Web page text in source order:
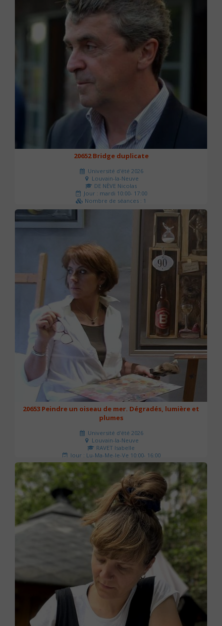
20652 Bridge duplicate
Université d'été 2026
Louvain-la-Neuve
DE NÈVE Nicolas
Jour : mardi 10:00- 17:00
Nombre de séances : 1
50 €
20653 Peindre un oiseau de mer. Dégradés, lumière et
plumes
Université d'été 2026
Louvain-la-Neuve
RAVET Isabelle
Jour : Lu-Ma-Me-Je-Ve 10:00- 16:00
Nombre de séances : 2